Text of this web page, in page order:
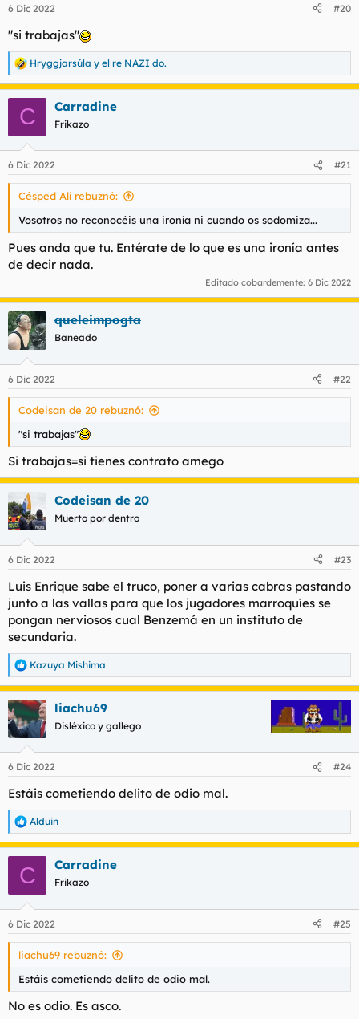
6 Dic 2022 #20
"si trabajas"
R
e
a
e
s
Hryggjarsúla y el re NAZI do.
C Carradine
Frikazo
6 Dic 2022 #21
Césped Alí rebuznó:
Vosotros no reconocéis una ironía ni cuando os sodomiza...
Pues anda que tu. Entérate de lo que es una ironía antes
de decir nada.
Editado cobardemente: 6 Dic 2022
queleimpogta
Baneado
6 Dic 2022 #22
Codeisan de 20 rebuznó:
"si trabajas"
Si trabajas=si tienes contrato amego
Codeisan de 20
Muerto por dentro
6 Dic 2022 #23
Luis Enrique sabe el truco, poner a varias cabras pastando
junto a las vallas para que los jugadores marroquíes se
pongan nerviosos cual Benzemá en un instituto de
secundaria.
R
e
a
c
c
e
:
Kazuya Mishima
liachu69
Disléxico y gallego
6 Dic 2022 #24
Estáis cometiendo delito de odio mal.
R
e
e
s
Alduin
C Carradine
Frikazo
6 Dic 2022 #25
liachu69 rebuznó:
Estáis cometiendo delito de odio mal.
No es odio. Es asco.